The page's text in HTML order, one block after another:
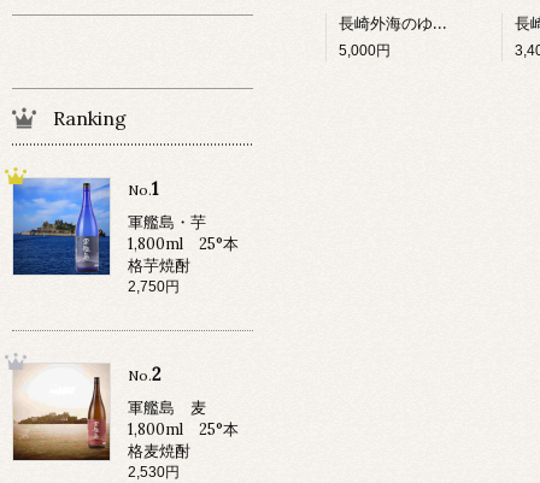
長崎外海のゆうこう詰合 プレミアムセットゆうこうのお酒500ML・原口みかん100%ジュース720ML/各1本・ドロさまそうめん6束入1個
5,000円
Ranking
No.1
軍艦島・芋
1,800ml 25°本
格芋焼酎
2,750円
No.2
軍艦島 麦
1,800ml 25°本
格麦焼酎
2,530円